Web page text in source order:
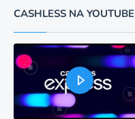
CASHLESS NA YOUTUBE